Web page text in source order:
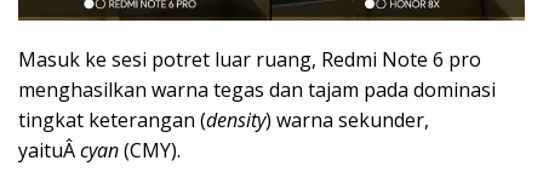
Masuk ke sesi potret luar ruang, Redmi Note 6 pro
menghasilkan warna tegas dan tajam pada dominasi
tingkat keterangan (density) warna sekunder,
yaituÂcyan(CMY).